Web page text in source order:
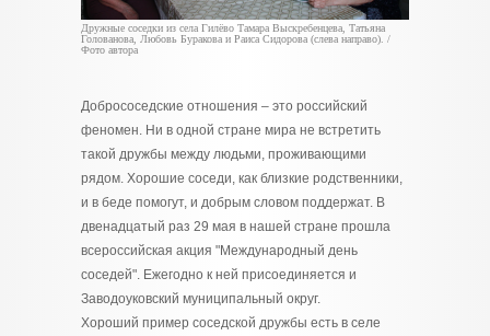
Дружные соседки из села Гилёво Тамара Выскребенцева, Татьяна
Голованова, Любовь Буракова и Раиса Сидорова (слева направо). /
Фото автора
Добрососедские отношения – это российский
феномен. Ни в одной стране мира не встретить
такой дружбы между людьми, проживающими
рядом. Хорошие соседи, как близкие родственники,
и в беде помогут, и добрым словом поддержат. В
двенадцатый раз 29 мая в нашей стране прошла
всероссийская акция "Международный день
соседей". Ежегодно к ней присоединяется и
Заводоуковский муниципальный округ.
Хороший пример соседской дружбы есть в селе